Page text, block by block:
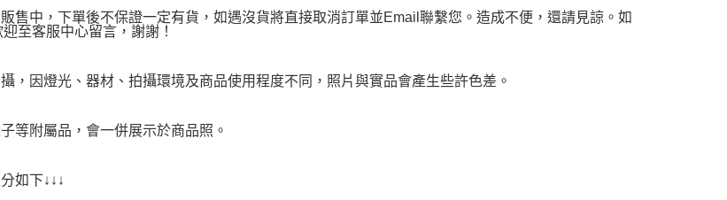
售中，下單後不保證一定有貨，如遇沒貨將直接取消訂單並Email聯繫您。造成不便，還請見諒。如
至客服中心留言，謝謝！
，因燈光、器材、拍攝環境及商品使用程度不同，照片與實品會產生些許色差。
等附屬品，會一併展示於商品照。
如下↓↓↓